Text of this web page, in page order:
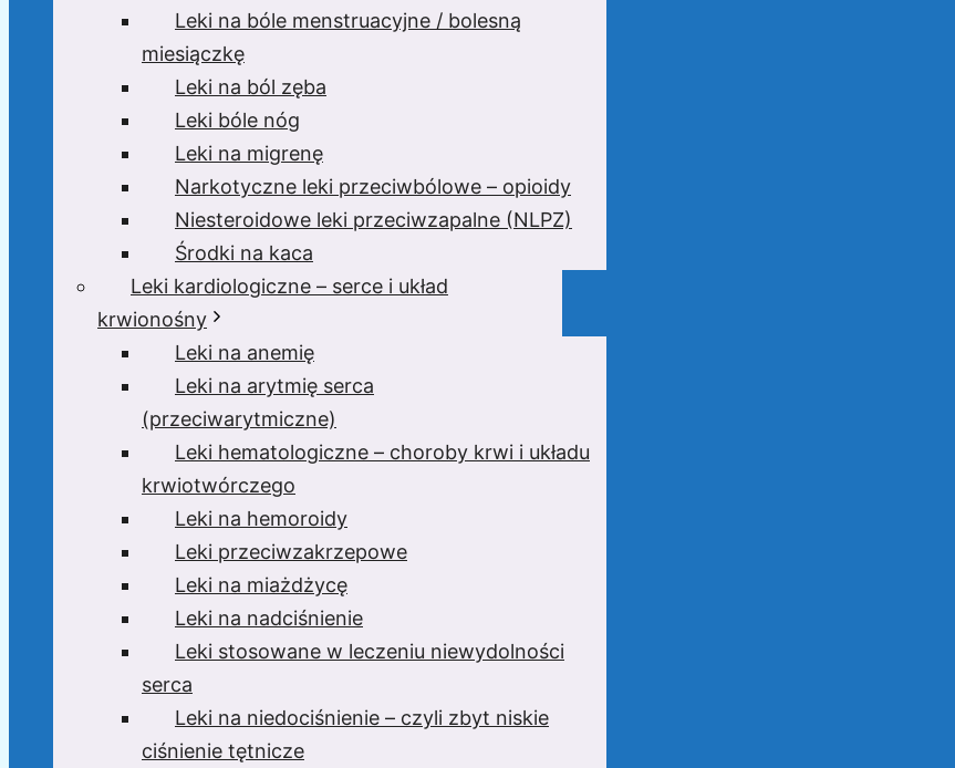
Leki na bóle menstruacyjne / bolesną
miesiączkę
Leki na ból zęba
Leki bóle nóg
Leki na migrenę
Narkotyczne leki przeciwbólowe – opioidy
Niesteroidowe leki przeciwzapalne (NLPZ)
Środki na kaca
Leki kardiologiczne – serce i układ
krwionośny
Leki na anemię
Leki na arytmię serca
(przeciwarytmiczne)
Leki hematologiczne – choroby krwi i układu
krwiotwórczego
Leki na hemoroidy
Leki przeciwzakrzepowe
Leki na miażdżycę
Leki na nadciśnienie
Leki stosowane w leczeniu niewydolności
serca
Leki na niedociśnienie – czyli zbyt niskie
ciśnienie tętnicze